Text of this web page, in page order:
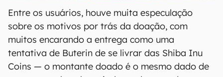
Entre os usuários, houve muita especulação
sobre os motivos por trás da doação, com
muitos encarando a entrega como uma
tentativa de Buterin de se livrar das Shiba Inu
Coins — o montante doado é o mesmo dado de